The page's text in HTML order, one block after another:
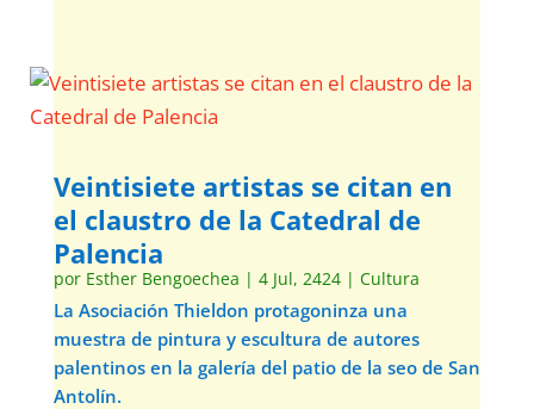
Veintisiete artistas se citan en
el claustro de la Catedral de
Palencia
por Esther Bengoechea | 4 Jul, 2424| Cultura
La Asociación Thieldon protagoninza una
muestra de pintura y escultura de autores
palentinos en la galería del patio de la seo de San
Antolín.